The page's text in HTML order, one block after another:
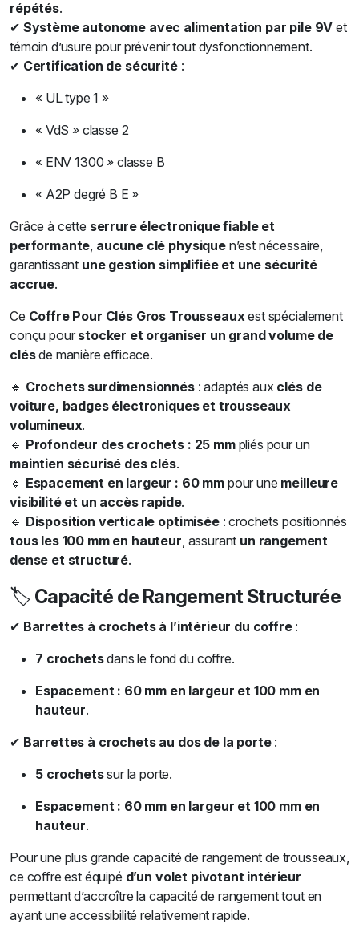
répétés.
✔ Système autonome avec alimentation par pile 9V et
témoin d’usure pour prévenir tout dysfonctionnement.
✔ Certification de sécurité:
« UL type 1 »
« VdS » classe 2
« ENV 1300 » classe B
« A2P degré B E »
Grâce à cette serrure électronique fiable et
performante aucune clé physiquen’est nécessaire,
garantissant une gestion simplifiée et une sécurité
accrue.
Ce Coffre Pour Clés Gros Trousseaux est spécialement
conçu pour stocker et organiser un grand volume de
clésde manière efficace.
🔹 Crochets surdimensionnés: adaptés aux clés de
voiture, badges électroniques et trousseaux
volumineux.
🔹 Profondeur des crochets : 25 mmpliés pour un
maintien sécurisé des clés.
🔹 Espacement en largeur : 60 mm pour une meilleure
visibilité et un accès rapide.
🔹 Disposition verticale optimisée: crochets positionnés
tous les 100 mm en hauteur , assurant un rangement
dense et structuré.
🏷 Capacité de Rangement Structurée
✔ Barrettes à crochets à l’intérieur du coffre:
7 crochetsdans le fond du coffre.
Espacement : 60 mm en largeur et 100 mm en
hauteur.
✔ Barrettes à crochets au dos de la porte:
5 crochetssur la porte.
Espacement : 60 mm en largeur et 100 mm en
hauteur.
Pour une plus grande capacité de rangement de trousseaux,
ce coffre est équipé d’un volet pivotant intérieur
permettant d’accroître la capacité de rangement tout en
ayant une accessibilité relativement rapide.